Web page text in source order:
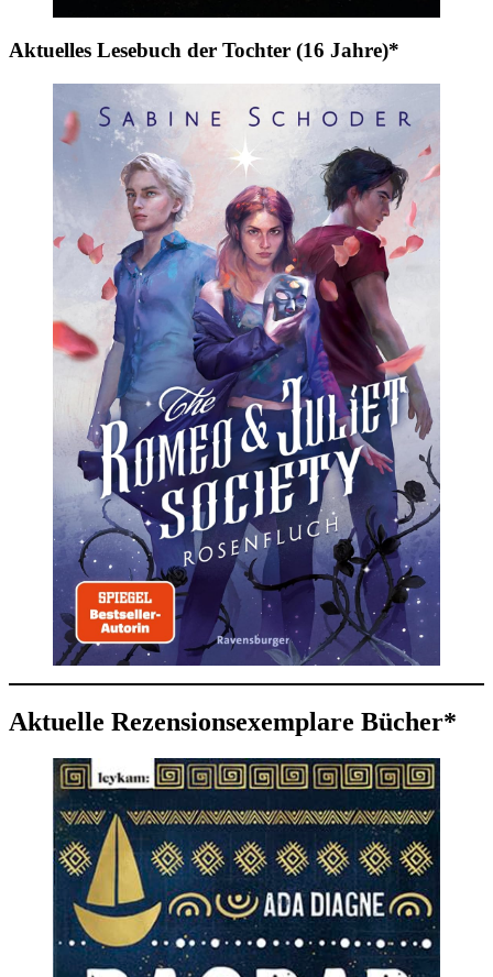
Aktuelles Lesebuch der Tochter (16 Jahre)*
Aktuelle Rezensionsexemplare Bücher*